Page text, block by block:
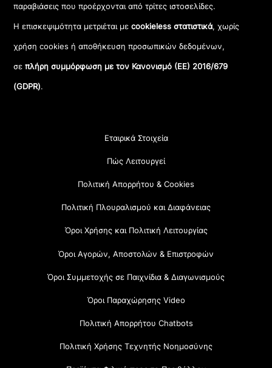
παραβιάσεις που προέρχονται από τρίτες ιστοσελίδες.
Η επισκεψιμότητα μετριέται μεcookieless στατιστικά, χωρίς
χρήση cookies ή αποθήκευση προσωπικών δεδομένων,
σεπλήρη συμμόρφωση με τον Κανονισμό (ΕΕ) 2016/679
(GDPR).
Εταιρικά Στοιχεία
Πώς Λειτουργεί
Πολιτική Απορρήτου & Cookies
Πολιτική Πλουραλισμού και Διαφάνειας
Όροι Χρήσης και Πολιτική Λειτουργίας
Όροι Αγορών, Αποστολών & Επιστροφών
Όροι Συμμετοχής σε Παιχνίδια & Διαγωνισμούς
Όροι Παραχώρησης Video
Πολιτική Απορρήτου Chatbots
Πολιτική Χρήσης Τεχνητής Νοημοσύνης